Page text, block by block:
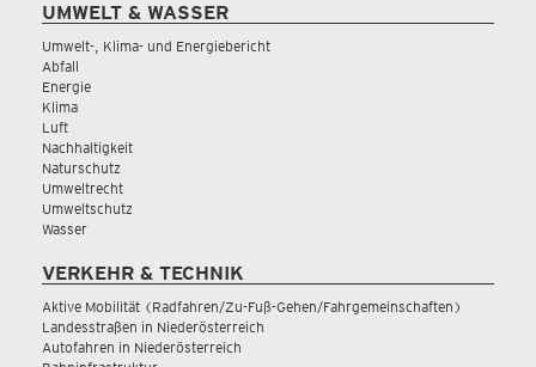
UMWELT & WASSER
Umwelt-, Klima- und Energiebericht
Abfall
Energie
Klima
Luft
Nachhaltigkeit
Naturschutz
Umweltrecht
Umweltschutz
Wasser
VERKEHR & TECHNIK
Aktive Mobilität (Radfahren/Zu-Fuß-Gehen/Fahrgemeinschaften)
Landesstraßen in Niederösterreich
Autofahren in Niederösterreich